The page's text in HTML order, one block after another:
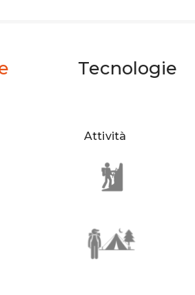
Tecnologie
Attività